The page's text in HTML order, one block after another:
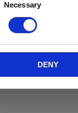
Necessary
DENY
i favoriter